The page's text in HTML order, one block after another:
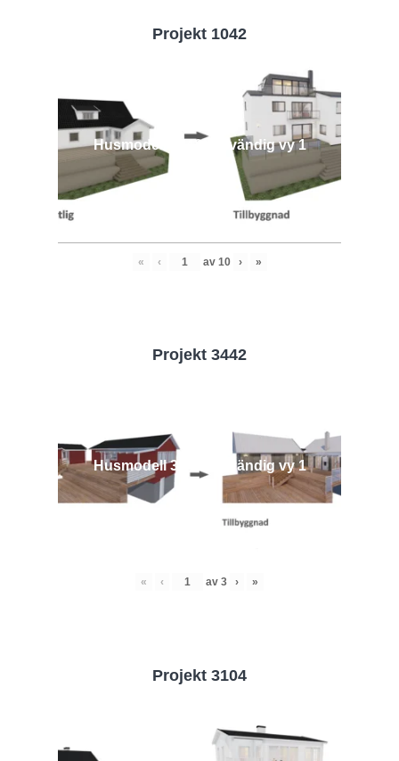
Projekt 1042
Husmodell 1042 - Utvändig vy 1
« ‹ av 10 › »
Projekt 3442
Husmodell 3442 - Utvändig vy 1
« ‹ av 3 › »
Projekt 3104